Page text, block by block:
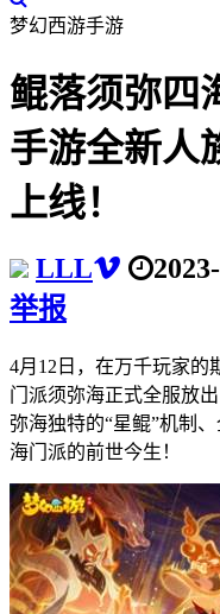
梦幻西游手游
鲲落须弥四
手游全新人
上线！
LLL
举报
4月12日，在万千玩家的
门派须弥海正式全服放
弥海独特的“星鲲”机制
海门派的前世今生！